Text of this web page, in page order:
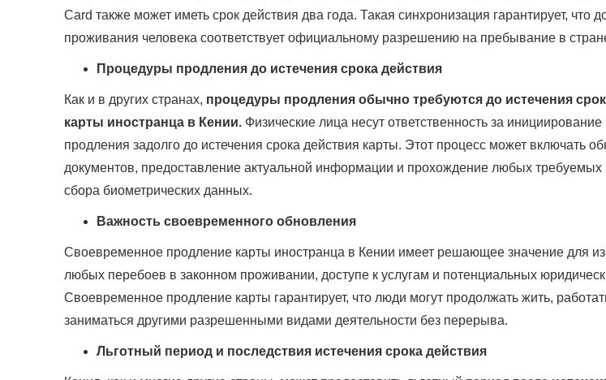
Card также может иметь срок действия два года. Такая синхронизация гарантирует, что
проживания человека соответствует официальному разрешению на пребывание в
Процедуры продления до истечения срока действия
Как и в других странах, процедуры продления обычно требуются до истечения
карты иностранца в Кении.Физические лица несут ответственность за инициирование
продления задолго до истечения срока действия карты. Этот процесс может включать
документов, предоставление актуальной информации и прохождение любых требуемых
сбора биометрических данных.
Важность своевременного обновления
Своевременное продление карты иностранца в Кении имеет решающее значение для
любых перебоев в законном проживании, доступе к услугам и потенциальных
Своевременное продление карты гарантирует, что люди могут продолжать жить,
заниматься другими разрешенными видами деятельности без перерыва.
Льготный период и последствия истечения срока действия